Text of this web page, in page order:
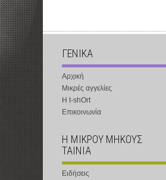
ΓΕΝΙΚΑ
Αρχική
Μικρές αγγελίες
Η t-shOrt
Επικοινωνία
Η ΜΙΚΡΟΥ ΜΗΚΟΥΣ
ΤΑΙΝΙΑ
Ειδήσεις